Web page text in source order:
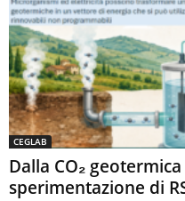
CEGLAB
Dalla CO₂
sperimentazione di